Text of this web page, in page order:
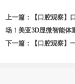
上一篇：
【口腔观察
场！美亚3D显微智能体
下一篇：
【口腔观察】